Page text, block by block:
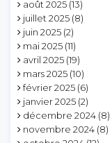
août 2025 (13)
juillet 2025 (8)
juin 2025 (2)
mai 2025 (11)
avril 2025 (19)
mars 2025 (10)
février 2025 (6)
janvier 2025 (2)
décembre 2024 (8)
novembre 2024 (8)